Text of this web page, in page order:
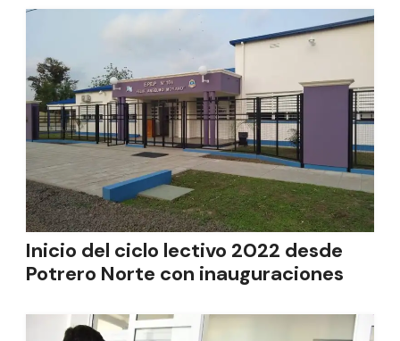
Inicio del ciclo lectivo 2022 desde
Potrero Norte con inauguraciones